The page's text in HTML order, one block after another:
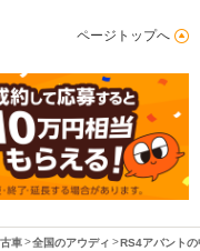
ページトップへ
車 全国のアウディ RS4アバントの